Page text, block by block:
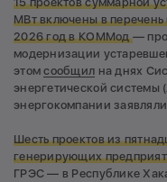
МВт включены в
2026 год в КОММод—
модернизации
этомсообщил на днях
энергетической
энергокомпании
Шесть проектов из
генерирующих
ГРЭС — в Республике